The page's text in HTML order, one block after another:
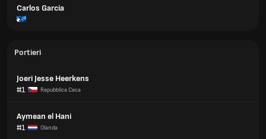
Carlos Garcia
Portieri
Joeri Jesse Heerkens
#1
Repubblica Ceca
Aymean el Hani
#1
Olanda